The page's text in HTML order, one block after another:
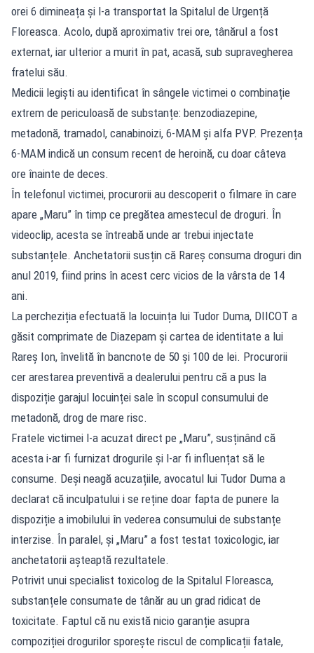
orei 6 dimineața și l-a transportat la Spitalul de Urgență
Floreasca. Acolo, după aproximativ trei ore, tânărul a fost
externat, iar ulterior a murit în pat, acasă, sub supravegherea
fratelui său.
Medicii legiști au identificat în sângele victimei o combinație
extrem de periculoasă de substanțe: benzodiazepine,
metadonă, tramadol, canabinoizi, 6-MAM și alfa PVP. Prezența
6-MAM indică un consum recent de heroină, cu doar câteva
ore înainte de deces.
În telefonul victimei, procurorii au descoperit o filmare în care
apare „Maru” în timp ce pregătea amestecul de droguri. În
videoclip, acesta se întreabă unde ar trebui injectate
substanțele. Anchetatorii susțin că Rareș consuma droguri din
anul 2019, fiind prins în acest cerc vicios de la vârsta de 14
ani.
La percheziția efectuată la locuința lui Tudor Duma, DIICOT a
găsit comprimate de Diazepam și cartea de identitate a lui
Rareș Ion, învelită în bancnote de 50 și 100 de lei. Procurorii
cer arestarea preventivă a dealerului pentru că a pus la
dispoziție garajul locuinței sale în scopul consumului de
metadonă, drog de mare risc.
Fratele victimei l-a acuzat direct pe „Maru”, susținând că
acesta i-ar fi furnizat drogurile și l-ar fi influențat să le
consume. Deși neagă acuzațiile, avocatul lui Tudor Duma a
declarat că inculpatului i se reține doar fapta de punere la
dispoziție a imobilului în vederea consumului de substanțe
interzise. În paralel, și „Maru” a fost testat toxicologic, iar
anchetatorii așteaptă rezultatele.
Potrivit unui specialist toxicolog de la Spitalul Floreasca,
substanțele consumate de tânăr au un grad ridicat de
toxicitate. Faptul că nu există nicio garanție asupra
compoziției drogurilor sporește riscul de complicații fatale,